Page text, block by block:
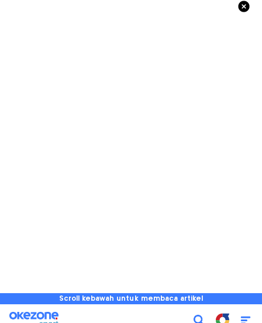
Scroll kebawah untuk membaca artikel